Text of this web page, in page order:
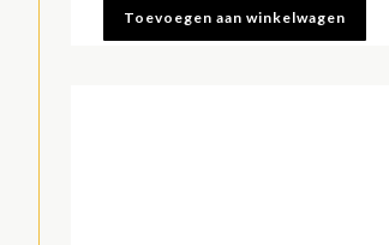
Toevoegen aan winkelwagen